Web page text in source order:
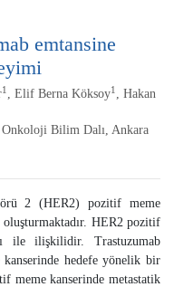
emtansine
1 , Elif Berna Köksoy1
, Hakan
Onkoloji Bilim Dalı, Ankara
2 (HER2) pozitif meme
HER2 pozitif
ile ilişkilidir. Trastuzumab
hedefe yönelik bir
meme kanserinde metastatik